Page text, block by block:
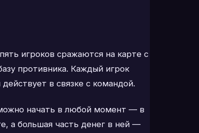
игроков сражаются на карте с
противника. Каждый игрок
в связке с командой.
начать в любой момент — в
а большая часть денег в ней —